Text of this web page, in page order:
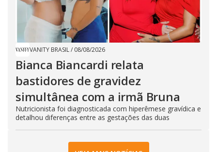
VANITY BRASIL/ 08/08/2026
Bianca Biancardi relata
bastidores de gravidez
simultânea com a irmã Bruna
Nutricionista foi diagnosticada com hiperêmese gravídica e
detalhou diferenças entre as gestações das duas